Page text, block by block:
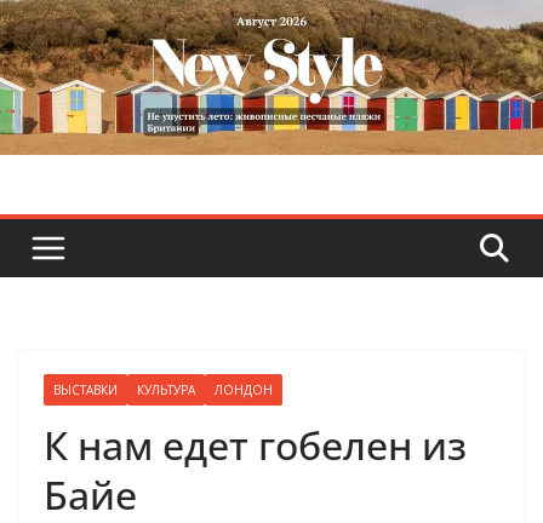
Skip
to
content
ВЫСТАВКИ КУЛЬТУРА ЛОНДОН
К нам едет гобелен из
Байе